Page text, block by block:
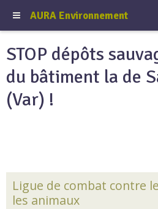
AURA Environnement
STOP dépôts
du bâtiment la de
(Var) !
Ligue de combat contre
les animaux